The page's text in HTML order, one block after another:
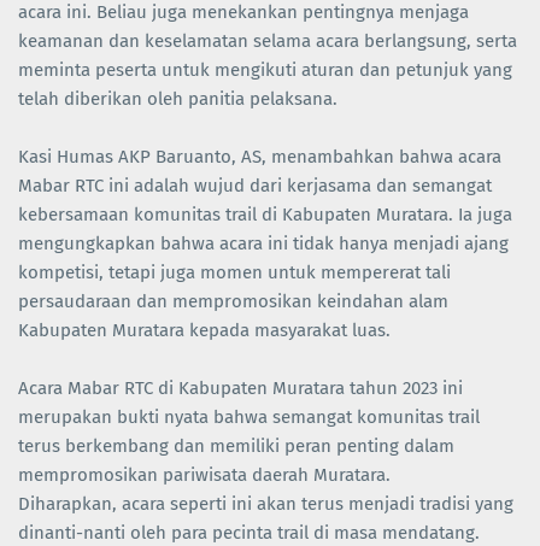
acara ini. Beliau juga menekankan pentingnya menjaga
keamanan dan keselamatan selama acara berlangsung, serta
meminta peserta untuk mengikuti aturan dan petunjuk yang
telah diberikan oleh panitia pelaksana.
Kasi Humas AKP Baruanto, AS, menambahkan bahwa acara
Mabar RTC ini adalah wujud dari kerjasama dan semangat
kebersamaan komunitas trail di Kabupaten Muratara. Ia juga
mengungkapkan bahwa acara ini tidak hanya menjadi ajang
kompetisi, tetapi juga momen untuk mempererat tali
persaudaraan dan mempromosikan keindahan alam
Kabupaten Muratara kepada masyarakat luas.
Acara Mabar RTC di Kabupaten Muratara tahun 2023 ini
merupakan bukti nyata bahwa semangat komunitas trail
terus berkembang dan memiliki peran penting dalam
mempromosikan pariwisata daerah Muratara.
Diharapkan, acara seperti ini akan terus menjadi tradisi yang
dinanti-nanti oleh para pecinta trail di masa mendatang.